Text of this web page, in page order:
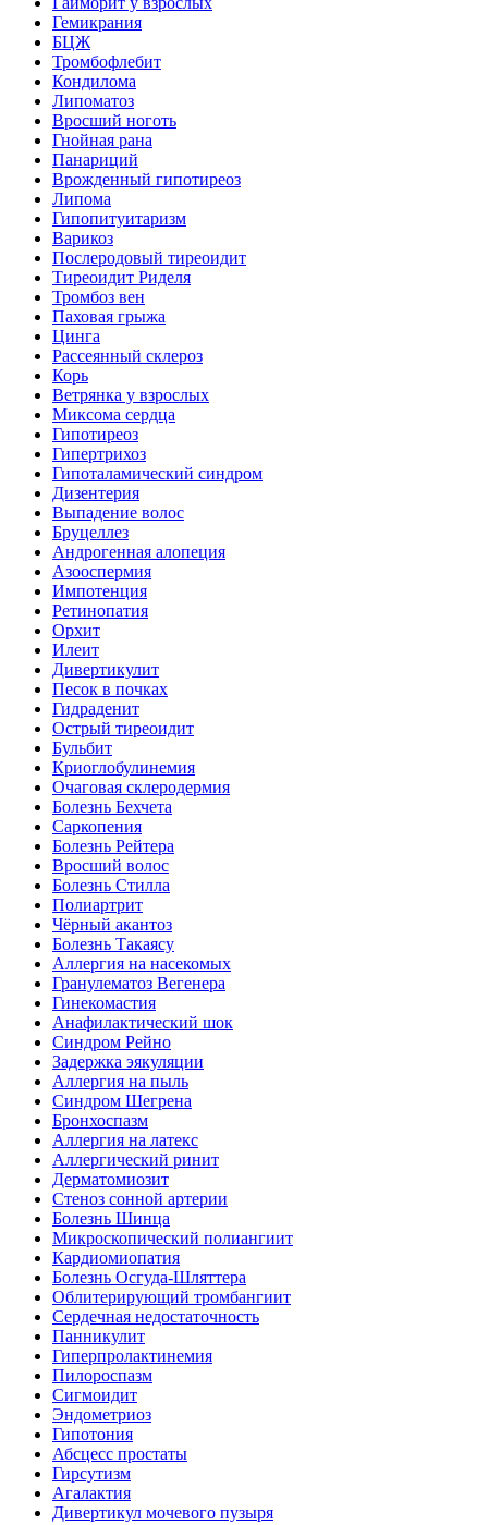
Гемикрания
БЦЖ
Тромбофлебит
Кондилома
Липоматоз
Вросший ноготь
Гнойная рана
Панариций
Врожденный гипотиреоз
Липома
Гипопитуитаризм
Варикоз
Послеродовый тиреоидит
Тиреоидит Риделя
Тромбоз вен
Паховая грыжа
Цинга
Рассеянный склероз
Корь
Ветрянка у взрослых
Миксома сердца
Гипотиреоз
Гипертрихоз
Гипоталамический синдром
Дизентерия
Выпадение волос
Бруцеллез
Андрогенная алопеция
Азооспермия
Импотенция
Ретинопатия
Орхит
Илеит
Дивертикулит
Песок в почках
Гидраденит
Острый тиреоидит
Бульбит
Криоглобулинемия
Очаговая склеродермия
Болезнь Бехчета
Саркопения
Болезнь Рейтера
Вросший волос
Болезнь Стилла
Полиартрит
Чёрный акантоз
Болезнь Такаясу
Аллергия на насекомых
Гранулематоз Вегенера
Гинекомастия
Анафилактический шок
Синдром Рейно
Задержка эякуляции
Аллергия на пыль
Синдром Шегрена
Бронхоспазм
Аллергия на латекс
Аллергический ринит
Дерматомиозит
Стеноз сонной артерии
Болезнь Шинца
Микроскопический полиангиит
Кардиомиопатия
Болезнь Осгуда-Шляттера
Облитерирующий тромбангиит
Сердечная недостаточность
Панникулит
Гиперпролактинемия
Пилороспазм
Сигмоидит
Эндометриоз
Гипотония
Абсцесс простаты
Гирсутизм
Агалактия
Дивертикул мочевого пузыря